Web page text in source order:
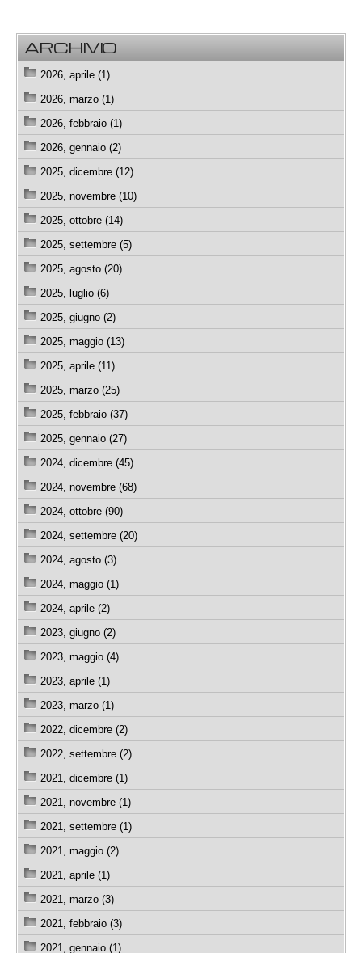
ARCHIVIO
2026, aprile (1)
2026, marzo (1)
2026, febbraio (1)
2026, gennaio (2)
2025, dicembre (12)
2025, novembre (10)
2025, ottobre (14)
2025, settembre (5)
2025, agosto (20)
2025, luglio (6)
2025, giugno (2)
2025, maggio (13)
2025, aprile (11)
2025, marzo (25)
2025, febbraio (37)
2025, gennaio (27)
2024, dicembre (45)
2024, novembre (68)
2024, ottobre (90)
2024, settembre (20)
2024, agosto (3)
2024, maggio (1)
2024, aprile (2)
2023, giugno (2)
2023, maggio (4)
2023, aprile (1)
2023, marzo (1)
2022, dicembre (2)
2022, settembre (2)
2021, dicembre (1)
2021, novembre (1)
2021, settembre (1)
2021, maggio (2)
2021, aprile (1)
2021, marzo (3)
2021, febbraio (3)
2021, gennaio (1)